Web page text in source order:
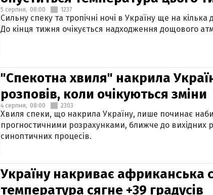
5 серпня, 08:00 1237
Сильну спеку та тропічні ночі в Україну ще на
До кінця тижня очікується надходження дощового
"Спекотна хвиля" накрила
розповів, коли очікуються зміни
4 серпня, 08:00 2303
Хвиля спеки, що накрила Україну, лише починає
прогностичними розрахунками, ближче до вихідних
синоптичних процесів.
Україну накриває африканська
температура сягне +39 градусів